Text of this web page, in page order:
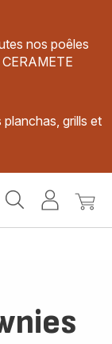
nos poêles
grills et
MonMon